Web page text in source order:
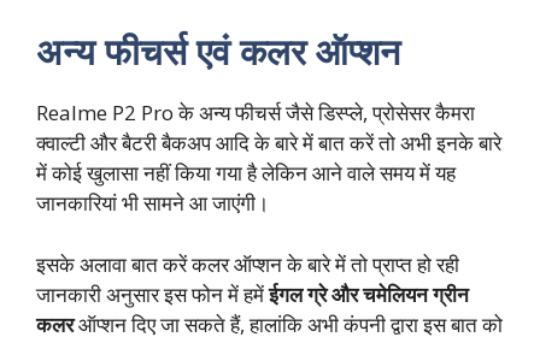
अन्य फीचर्स एवं कलर ऑप्शन
Realme P2 Pro के अन्य फीचर्स जैसे डिस्प्ले, प्रोसेसर कैमरा
क्वाल्टी और बैटरी बैकअप आदि के बारे में बात करें तो अभी इनके बारे
में कोई खुलासा नहीं किया गया है लेकिन आने वाले समय में यह
जानकारियां भी सामने आ जाएंगी।
इसके अलावा बात करें कलर ऑप्शन के बारे में तो प्राप्त हो रही
जानकारी अनुसार इस फोन में हमेंईगल ग्रे और चमेलियन ग्रीन
कलरऑप्शन दिए जा सकते हैं, हालांकि अभी कंपनी द्वारा इस बात को